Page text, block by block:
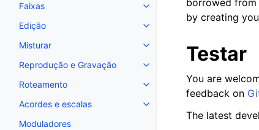
Faixas
Toggle navigation of Faixas
Edição
Toggle navigation of Edição
Misturar
Toggle navigation of Misturar
Reprodução e Gravação
Toggle navigation of
Roteamento
Toggle navigation of
Acordes e escalas
Toggle navigation of
Moduladores
borrowed
by creating
Testar
You are
feedback on
The latest